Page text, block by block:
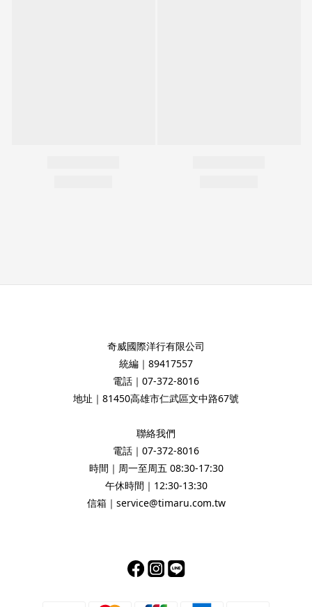
奇威國際洋行有限公司
統編｜89417557
電話｜07-372-8016
地址｜81450高雄市仁武區文中路67號
聯絡我們
電話｜07-372-8016
時間｜周一至周五 08:30-17:30
午休時間｜12:30-13:30
信箱｜service@timaru.com.tw